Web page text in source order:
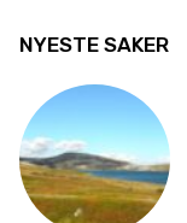
NYESTE SAKER